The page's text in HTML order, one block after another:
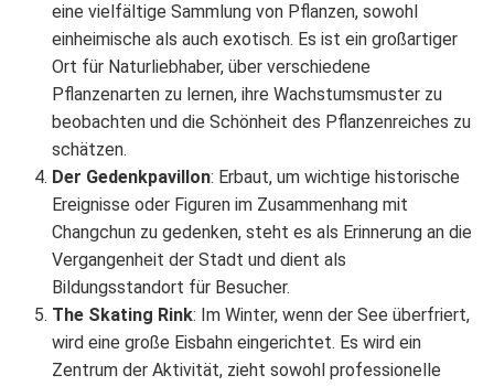
eine vielfältige Sammlung von Pflanzen, sowohl
einheimische als auch exotisch. Es ist ein großartiger
Ort für Naturliebhaber, über verschiedene
Pflanzenarten zu lernen, ihre Wachstumsmuster zu
beobachten und die Schönheit des Pflanzenreiches zu
schätzen.
Der Gedenkpavillon: Erbaut, um wichtige historische
Ereignisse oder Figuren im Zusammenhang mit
Changchun zu gedenken, steht es als Erinnerung an die
Vergangenheit der Stadt und dient als
Bildungsstandort für Besucher.
The Skating Rink: Im Winter, wenn der See überfriert,
wird eine große Eisbahn eingerichtet. Es wird ein
Zentrum der Aktivität, zieht sowohl professionelle